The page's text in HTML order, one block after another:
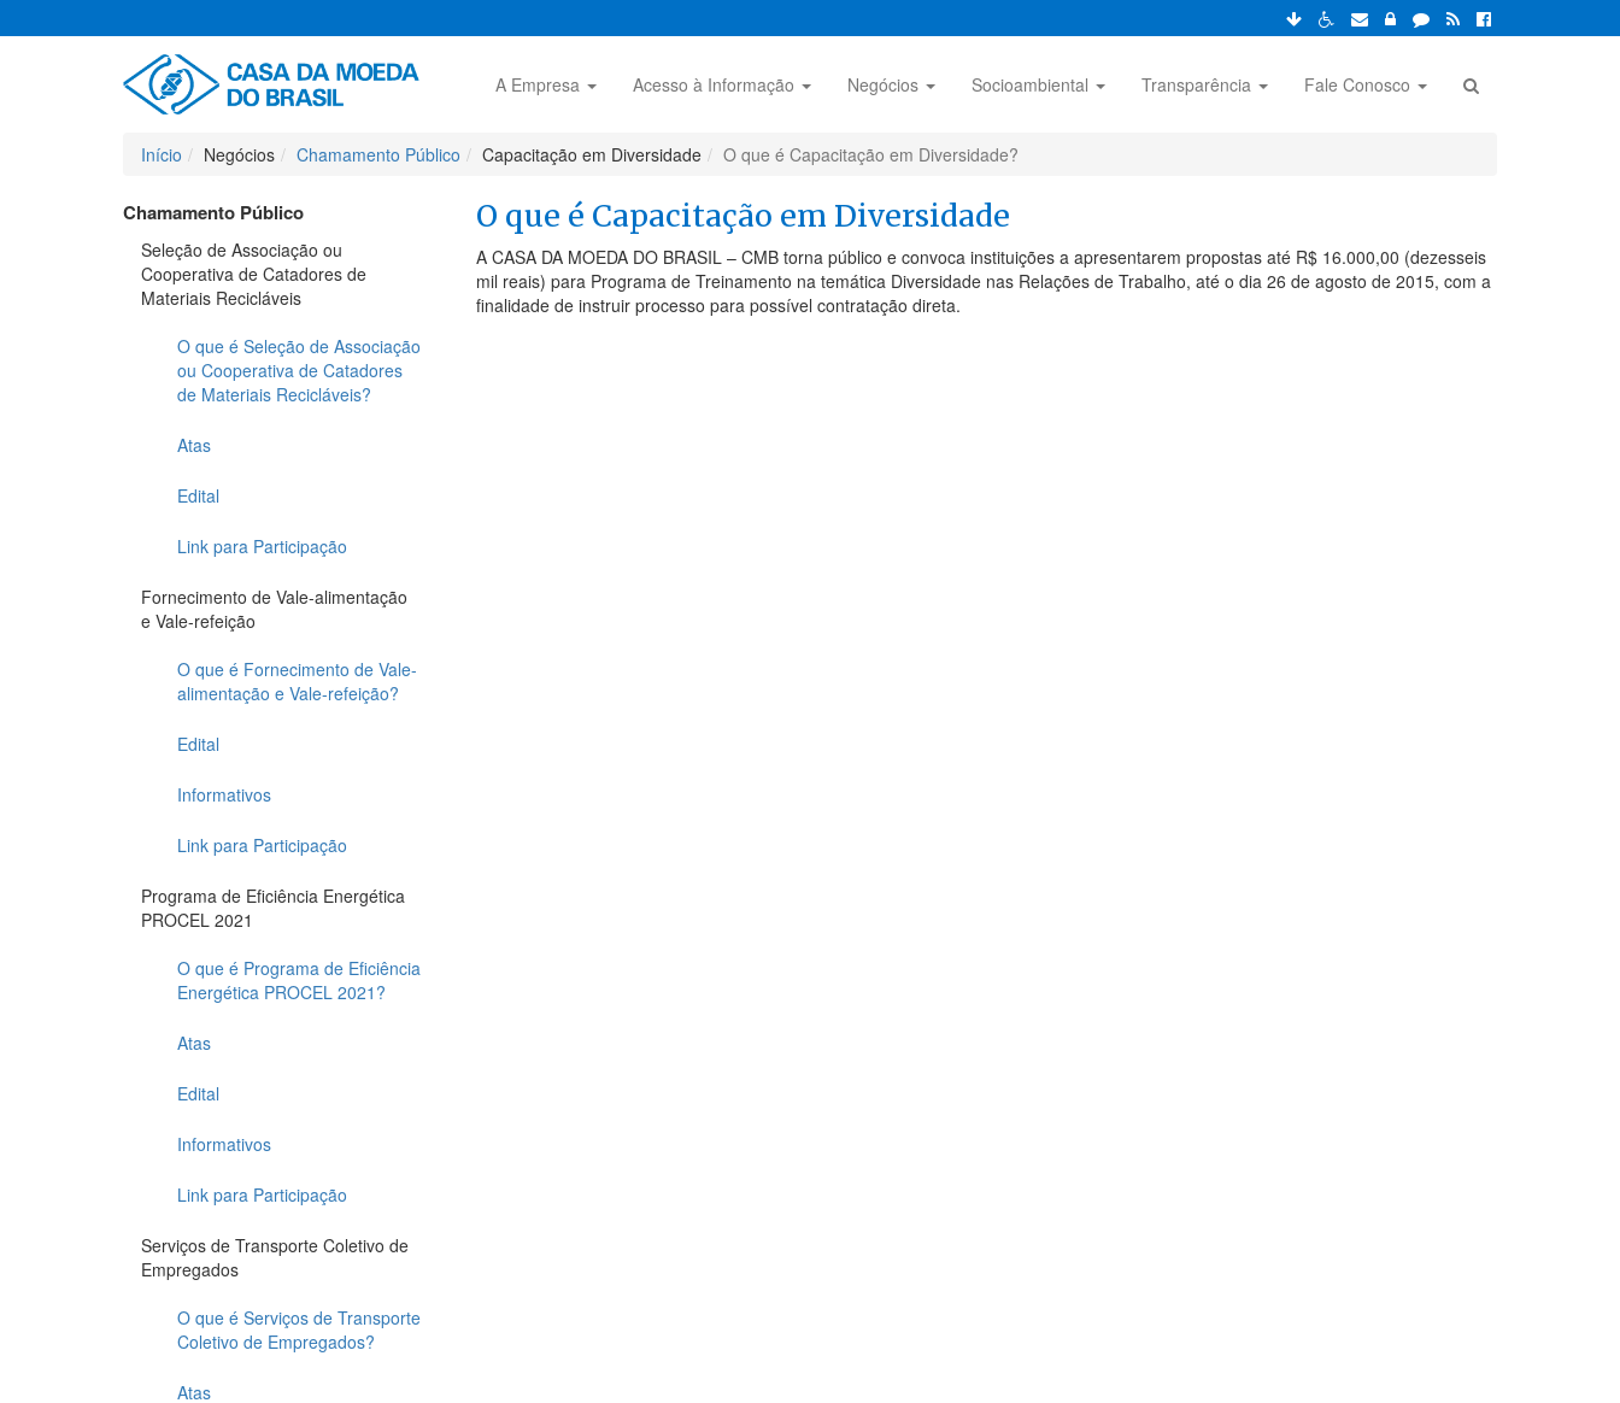
A Empresa Acesso à Informação Negócios Socioambiental Transparência Fale Conosco
Início Negócios Chamamento Público Capacitação em Diversidade O que é Capacitação em Diversidade?
Chamamento Público
Seleção de Associação ou
Cooperativa de Catadores de
Materiais Recicláveis
O que é Seleção de Associação
ou Cooperativa de Catadores
de Materiais Recicláveis?
Atas
Edital
Link para Participação
Fornecimento de Vale-alimentação
e Vale-refeição
O que é Fornecimento de Vale-
alimentação e Vale-refeição?
Edital
Informativos
Link para Participação
Programa de Eficiência Energética
PROCEL 2021
O que é Programa de Eficiência
Energética PROCEL 2021?
Atas
Edital
Informativos
Link para Participação
Serviços de Transporte Coletivo de
Empregados
O que é Serviços de Transporte
Coletivo de Empregados?
Atas
O que é Capacitação em Diversidade
A CASA DA MOEDA DO BRASIL – CMB torna público e convoca instituições a apresentarem propostas até R$ 16.000,00 (dezesseis
mil reais) para Programa de Treinamento na temática Diversidade nas Relações de Trabalho, até o dia 26 de agosto de 2015, com a
finalidade de instruir processo para possível contratação direta.